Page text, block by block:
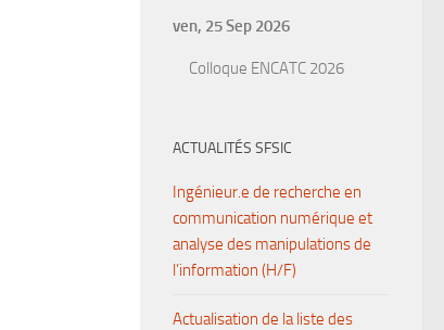
ven, 25 Sep 2026
Colloque ENCATC 2026
ACTUALITÉS SFSIC
Ingénieur.e de recherche en
communication numérique et
analyse des manipulations de
l’information (H/F)
Actualisation de la liste des